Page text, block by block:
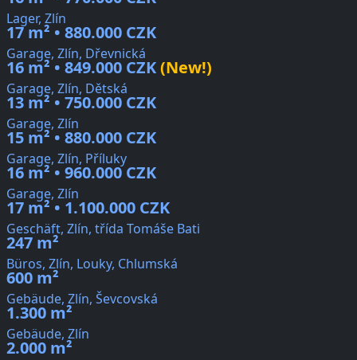
Lager, Zlín
17 m² • 880.000 CZK
Garage, Zlín, Dřevnická
16 m² • 849.000 CZK(New!)
Garage, Zlín, Dětská
13 m² • 750.000 CZK
Garage, Zlín
15 m² • 880.000 CZK
Garage, Zlín, Příluky
16 m² • 960.000 CZK
Garage, Zlín
17 m² • 1.100.000 CZK
Geschäft, Zlín, třída Tomáše Bati
247 m²
Büros, Zlín, Louky, Chlumská
600 m²
Gebäude, Zlín, Ševcovská
1.300 m²
Gebäude, Zlín
2.000 m²